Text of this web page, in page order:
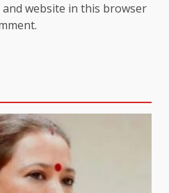
and website in this browser